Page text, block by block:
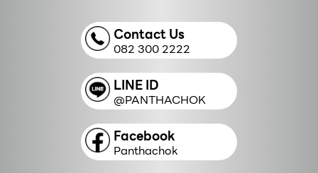
Contact Us
082 300 2222
LINE ID
@PANTHACHOK
Facebook
Panthachok